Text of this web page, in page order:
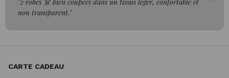
non transparent."
CARTE CADEAU